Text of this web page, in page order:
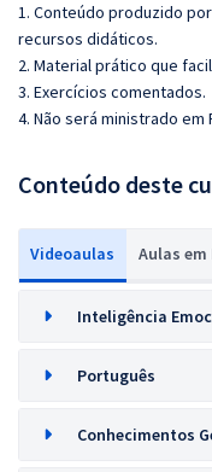
1. Conteúdo produzido
recursos didáticos.
2. Material prático que
3. Exercícios comentados.
4. Não será ministrado em
Conteúdo deste
Videoaulas Aulas em
Inteligência
Português
Conhecimentos